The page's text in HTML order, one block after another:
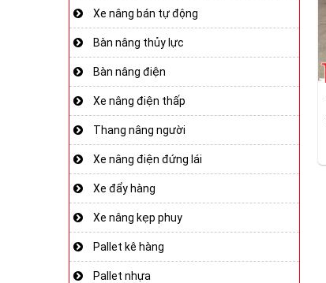
Xe nâng bán tự động
Bàn nâng thủy lực
Bàn nâng điện
Xe nâng điện thấp
Thang nâng người
Xe nâng điện đứng lái
Xe đẩy hàng
Xe nâng kẹp phuy
Pallet kê hàng
Pallet nhựa